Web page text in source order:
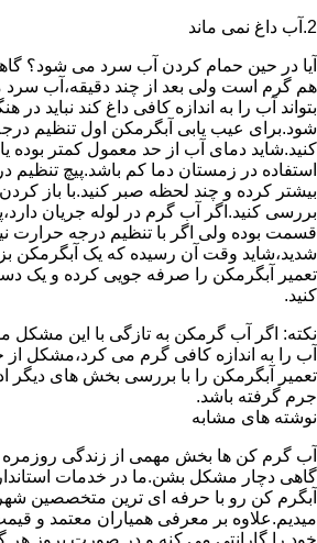
2.آب داغ نمی ماند
آیا در حین حمام کردن آب سرد می شود؟
هم گرم است ولی بعد از چند دقیقه،آب
بتواند آب را به اندازه کافی داغ کند نباید
شود.برای عیب یابی آبگرمکن اول تنظیم
کنید.شاید دمای آب از حد معمول کمتر بوده
استفاده در زمستان دما کم باشد.پیچ
بیشتر کرده و چند لحظه صبر کنید.با باز
بررسی کنید.اگر آب گرم در لوله جریان
قسمت بوده ولی اگر با تنظیم درجه حرارت
شدید،شاید وقت آن رسیده که یک آبگرمکن
تعمیر آبگرمکن را صرفه جویی کرده و یک
کنید.
نکته: اگر آب گرمکن به تازگی با این مشکل
آب را به اندازه کافی گرم می کرد،مشکل
تعمیر آبگرمکن را با بررسی بخش های دیگر
جرم گرفته باشد.
نوشته های مشابه
آب گرم کن ها بخش مهمی از زندگی روزمره
گاهی دچار مشکل بشن.ما در خدمات
آبگرم کن رو با حرفه ای ترین متخصصین شهر
میدیم.علاوه بر معرفی همیاران معتمد و